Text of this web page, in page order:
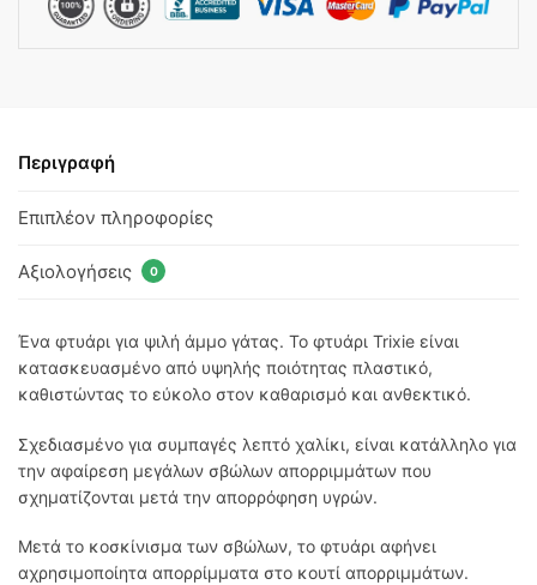
Περιγραφή
Επιπλέον πληροφορίες
Αξιολογήσεις 0
Ένα φτυάρι για ψιλή άμμο γάτας. Το φτυάρι Trixie είναι
κατασκευασμένο από υψηλής ποιότητας πλαστικό,
καθιστώντας το εύκολο στον καθαρισμό και ανθεκτικό.
Σχεδιασμένο για συμπαγές λεπτό χαλίκι, είναι κατάλληλο για
την αφαίρεση μεγάλων σβώλων απορριμμάτων που
σχηματίζονται μετά την απορρόφηση υγρών.
Μετά το κοσκίνισμα των σβώλων, το φτυάρι αφήνει
αχρησιμοποίητα απορρίμματα στο κουτί απορριμμάτων.